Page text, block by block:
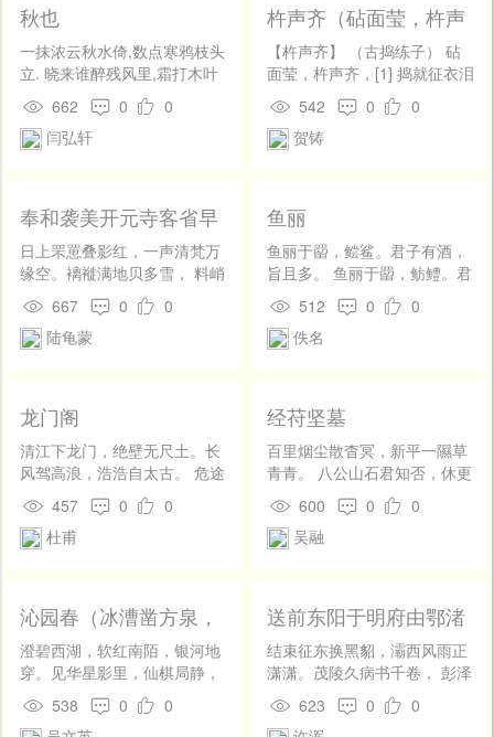
秋也
一抹浓云秋水倚,数点寒鸦枝头
立. 晓来谁醉残风里,霜打木叶
662 0
0
闫弘轩
杵声齐（砧面莹，杵声
齐）
【杵声齐】 （古捣练子） 砧
面莹，杵声齐，[1] 捣就征衣泪
墨题。[2] 寄到玉关应万里，
[3] 戍人犹在玉关西。[4]
542 0
0
贺铸
奉和袭美开元寺客省早
景即事次韵
日上罘罳叠影红，一声清梵万
缘空。褵褷满地贝多雪， 料峭
入楼于阗风。水榭初抽寥泬
思，作窗犹挂梦魂中。 灵香散
尽禅家接，谁共殷源小品同。
667 0
0
陆龟蒙
鱼丽
鱼丽于罶，鲿鲨。君子有酒，
旨且多。 鱼丽于罶，鲂鳢。君
子有酒，多且旨。 鱼丽于罶，
鰋鲤。君子有酒，旨且有。物
其多矣， 维其嘉矣！物其旨
512 0
0
佚名
龙门阁
清江下龙门，绝壁无尺土。长
风驾高浪，浩浩自太古。 危途
中萦盘，仰望垂线缕。滑石欹
谁凿，浮梁袅相拄。 目眩陨杂
花，头风吹过雨。百年不敢
险，恐惧从此数。
457 0
0
杜甫
经苻坚墓
百里烟尘散杳冥，新平一隰草
青青。 八公山石君知否，休更
中原作彗星。
600 0
0
吴融
沁园春（冰漕凿方泉，
宾客请以名斋，邀赋）
澄碧西湖，软红南陌，银河地
穿。见华星影里，仙棋局静，
清风行处，瑞玉圭寒。斜谷山
深，望春楼远，无此峥嵘小渭
538 0
0
送前东阳于明府由鄂渚
归故林
结束征东换黑貂，灞西风雨正
潇潇。茂陵久病书千卷， 彭泽
初归酒一瓢。帆背夕阳湓水
阔，棹经沧海甑山遥。 殷勤为
623 0
0